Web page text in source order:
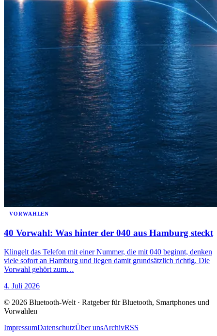
VORWAHLEN
40 Vorwahl: Was hinter der 040 aus Hamburg steckt
Klingelt das Telefon mit einer Nummer, die mit 040 beginnt, denken
viele sofort an Hamburg und liegen damit grundsätzlich richtig. Die
Vorwahl gehört zum…
4. Juli 2026
© 2026 Bluetooth-Welt · Ratgeber für Bluetooth, Smartphones und
Vorwahlen
ImpressumDatenschutzÜber unsArchivRSS